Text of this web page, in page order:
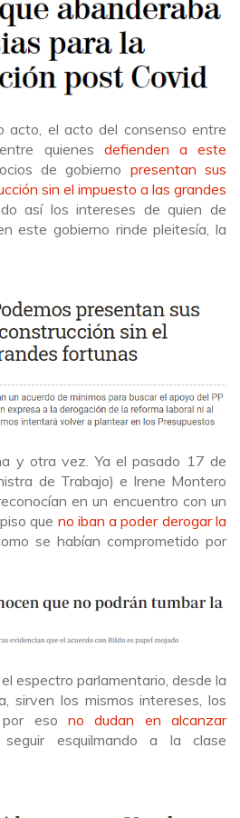
acto, el acto del consenso entre
quienes defienden a este
de gobierno presentan sus
sin el impuesto a las grandes
así los intereses de quien de
este gobierno rinde pleitesía, la
y otra vez. Ya el pasado 17 de
de Trabajo) e Irene Montero
en un encuentro con un
que no iban a poder derogar la
se habían comprometido por
espectro parlamentario, desde la
sirven los mismos intereses, los
eso no dudan en alcanzar
esquilmando a la clase